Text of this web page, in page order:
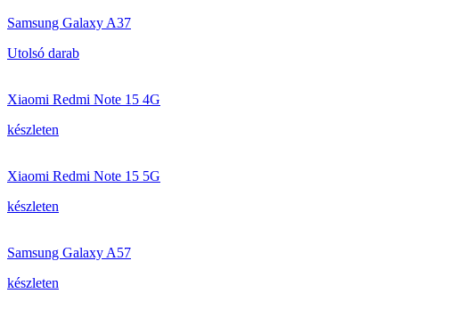
Samsung Galaxy A37
Utolsó darab
Xiaomi Redmi Note 15 4G
készleten
Xiaomi Redmi Note 15 5G
készleten
Samsung Galaxy A57
készleten